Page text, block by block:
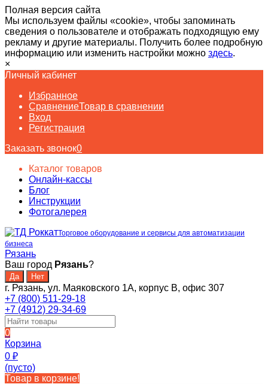
Полная версия сайта
Мы используем файлы «cookie», чтобы запоминать
сведения о пользователе и отображать подходящую ему
рекламу и другие материалы. Получить более подробную
информацию или изменить настройки можно здесь.
×
Личный кабинет
Избранное
СравнениеТовар в сравнении
Вход
Регистрация
Заказать звонок0
Каталог товаров
Онлайн-кассы
Блог
Инструкции
Фотогалерея
Торговое оборудование и сервисы для автоматизации
бизнеса
Рязань
Ваш город Рязань?
г. Рязань, ул. Маяковского 1А, корпус B, офис 307
+7 (800) 511-29-18
+7 (4912) 29-34-69
0
Корзина
0 ₽
(пусто)
Товар в корзине!